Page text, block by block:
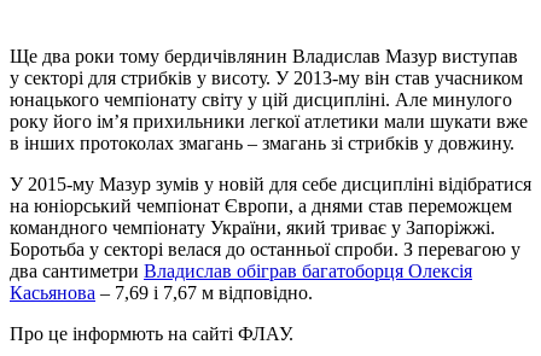
Ще два роки тому бердичівлянин Владислав Мазур виступав
у секторі для стрибків у висоту. У 2013-му він став учасником
юнацького чемпіонату світу у цій дисципліні. Але минулого
року його ім’я прихильники легкої атлетики мали шукати вже
в інших протоколах змагань – змагань зі стрибків у довжину.
У 2015-му Мазур зумів у новій для себе дисципліні відібратися
на юніорський чемпіонат Європи, а днями став переможцем
командного чемпіонату України, який триває у Запоріжжі.
Боротьба у секторі велася до останньої спроби. З перевагою у
два сантиметри Владислав обіграв багатоборця Олексія
Касьянова – 7,69 і 7,67 м відповідно.
Про це інформють на сайті ФЛАУ.